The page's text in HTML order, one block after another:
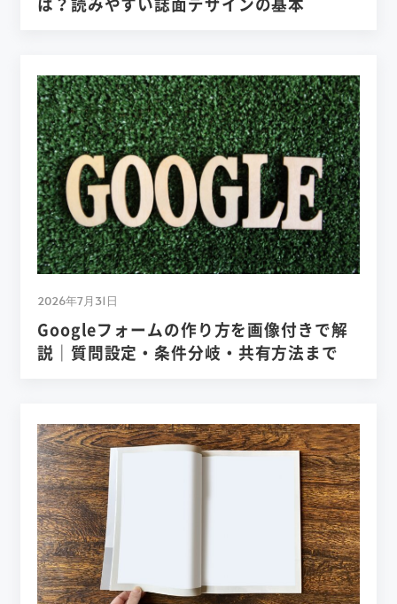
2026年7月31日
Googleフォームの作り方を画像付きで解
説｜質問設定・条件分岐・共有方法まで